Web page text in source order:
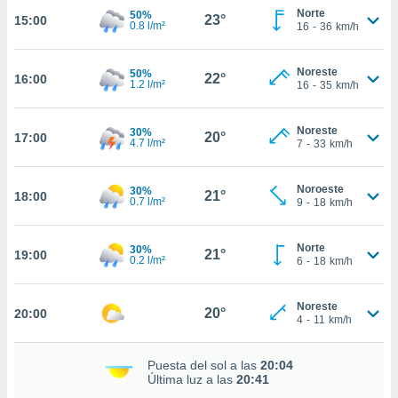
de que
el sitio
para
o
aunque
no
acceder a
abono
15:00
50%
0.8 l/m²
23°
Norte
16 - 36 km/h
16:00
50%
1.2 l/m²
22°
Noreste
16 - 35 km/h
17:00
30%
4.7 l/m²
20°
Noreste
7 - 33 km/h
18:00
30%
0.7 l/m²
21°
Noroeste
9 - 18 km/h
19:00
30%
0.2 l/m²
21°
Norte
6 - 18 km/h
20:00 20°
Noreste
4 - 11 km/h
Puesta del sol a las 20:04
Última luz a las 20:41